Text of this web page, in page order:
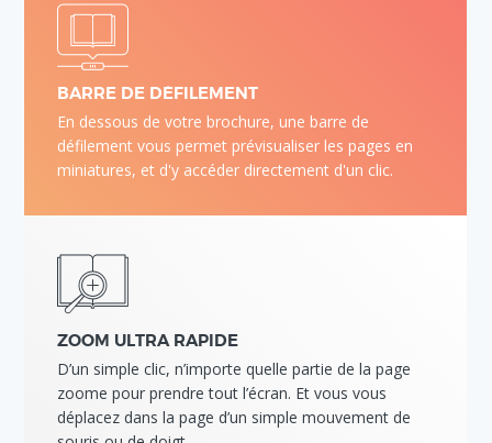
BARRE DE DÉFILEMENT
En dessous de votre brochure, une barre de
défilement vous permet prévisualiser les pages en
miniatures, et d'y accéder directement d'un clic.
ZOOM ULTRA RAPIDE
D’un simple clic, n’importe quelle partie de la page
zoome pour prendre tout l’écran. Et vous vous
déplacez dans la page d’un simple mouvement de